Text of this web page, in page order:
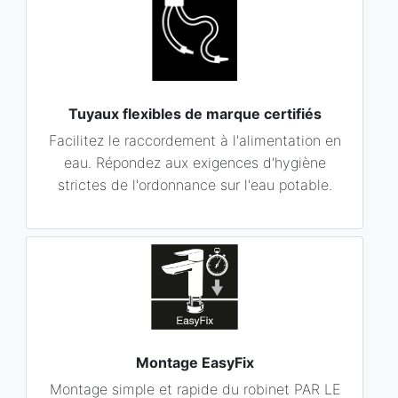
Tuyaux flexibles de marque certifiés
Facilitez le raccordement à l'alimentation en
eau. Répondez aux exigences d'hygiène
strictes de l'ordonnance sur l'eau potable.
Montage EasyFix
Montage simple et rapide du robinet PAR LE